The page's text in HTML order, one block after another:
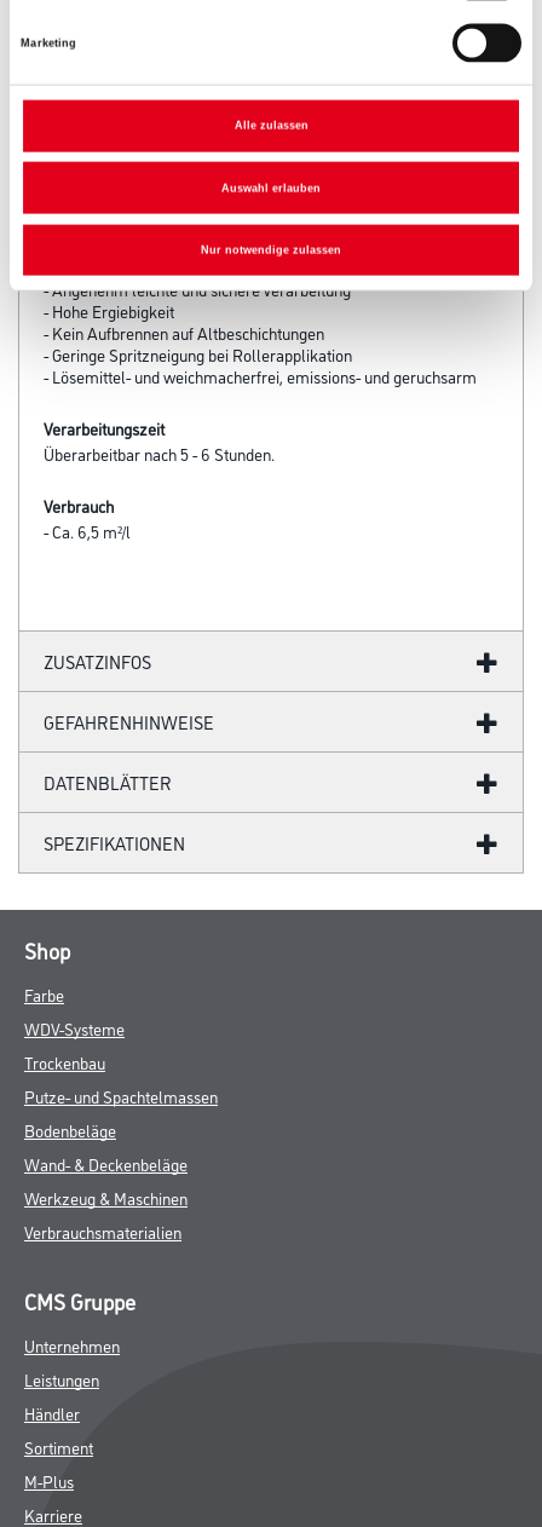
Marketing
Alle zulassen
Auswahl erlauben
Nur notwendige zulassen
PRODUKTEIGENSCHAFTEN
- Sehr hohe Deckkraft
- Modernes, helles Weiß bei Deckkraftklasse 1
- Angenehm leichte und sichere Verarbeitung
- Hohe Ergiebigkeit
- Kein Aufbrennen auf Altbeschichtungen
- Geringe Spritzneigung bei Rollerapplikation
- Lösemittel- und weichmacherfrei, emissions- und geruchsarm
Verarbeitungszeit
Überarbeitbar nach 5 - 6 Stunden.
Verbrauch
- Ca. 6,5 m²/l
ZUSATZINFOS
GEFAHRENHINWEISE
DATENBLÄTTER
SPEZIFIKATIONEN
Shop
Farbe
WDV-Systeme
Trockenbau
Putze- und Spachtelmassen
Bodenbeläge
Wand- & Deckenbeläge
Werkzeug & Maschinen
Verbrauchsmaterialien
CMS Gruppe
Unternehmen
Leistungen
Händler
Sortiment
M-Plus
Karriere